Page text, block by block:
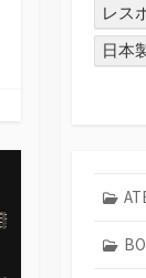
レス
日本